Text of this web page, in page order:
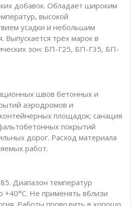
добавок. Обладает широким
высокой
усадки и небольшим
трёх марок в
зон: БП-Г25, БП-Г35, БП-
швов бетонных и
аэродромов и
площадок; санация
покрытий
дорог. Расход материала
работ.
Диапазон температур
+40°С. Не применять вблизи
Работы проводить в хорошо